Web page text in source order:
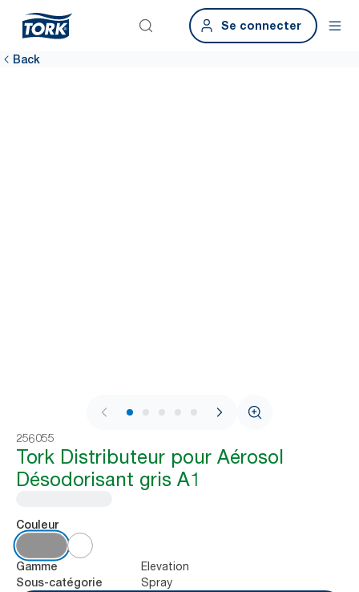
Se connecter
Back
1 / 6
256055
Tork Distributeur pour Aérosol
Désodorisant gris A1
Couleur
Gamme Elevation
Sous-catégorie
Spray